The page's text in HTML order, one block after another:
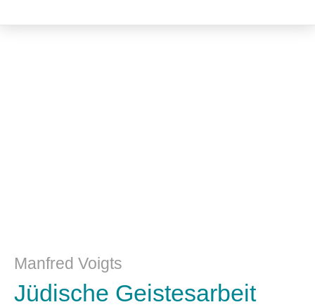
Manfred Voigts
Jüdische Geistesarbeit